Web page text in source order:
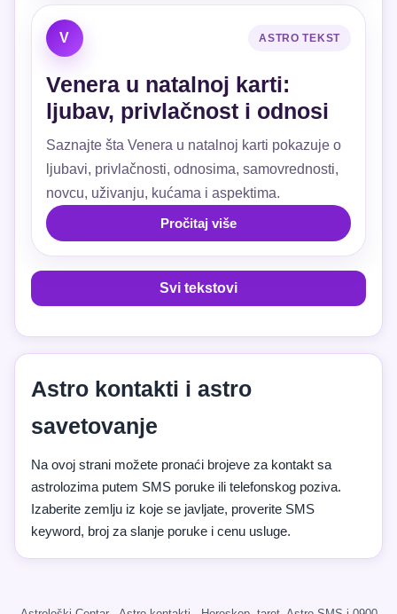
V ASTRO TEKST
Venera u natalnoj karti:
ljubav, privlačnost i odnosi
Saznajte šta Venera u natalnoj karti pokazuje o
ljubavi, privlačnosti, odnosima, samovrednosti,
novcu, uživanju, kućama i aspektima.
Pročitaj više
Svi tekstovi
Astro kontakti i astro
savetovanje
Na ovoj strani možete pronaći brojeve za kontakt sa
astrolozima putem SMS poruke ili telefonskog poziva.
Izaberite zemlju iz koje se javljate, proverite SMS
keyword, broj za slanje poruke i cenu usluge.